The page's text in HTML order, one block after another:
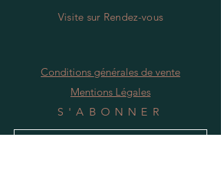
Visite sur Rendez-vous
Conditions générales de vente
Mentions Légales
S'ABONNER